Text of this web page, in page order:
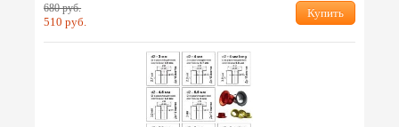
680 руб.
510 руб.
Купить